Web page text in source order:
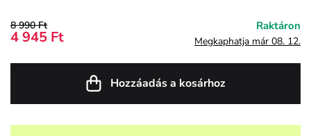
8 990 Ft
4 945 Ft
Raktáron
Megkaphatja már 08. 12.
Hozzáadás a kosárhoz